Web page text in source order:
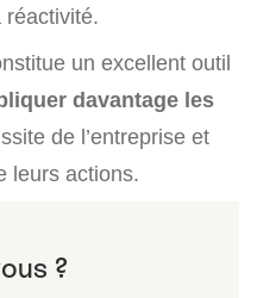
réactivité.
un excellent outil
davantage les
de l’entreprise et
leurs actions.